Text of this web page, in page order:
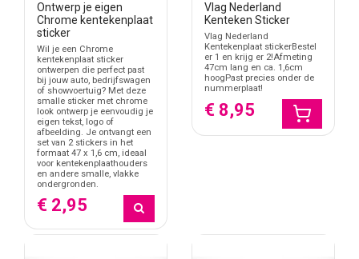
Ontwerp je eigen
Chrome kentekenplaat
sticker
Wil je een Chrome
kentekenplaat sticker
ontwerpen die perfect past
bij jouw auto, bedrijfswagen
of showvoertuig? Met deze
smalle sticker met chrome
look ontwerp je eenvoudig je
eigen tekst, logo of
afbeelding. Je ontvangt een
set van 2 stickers in het
formaat 47 x 1,6 cm, ideaal
voor kentekenplaathouders
en andere smalle, vlakke
ondergronden.
€ 2,95
Vlag Nederland
Kenteken Sticker
Vlag Nederland
Kentekenplaat stickerBestel
er 1 en krijg er 2!Afmeting
47cm lang en ca. 1,6cm
hoogPast precies onder de
nummerplaat!
€ 8,95